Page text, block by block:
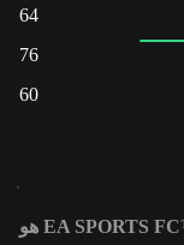
64
76
60
تقييم Noahkai Banks الإجمالي في EA SPORTS FC™ 26 هو